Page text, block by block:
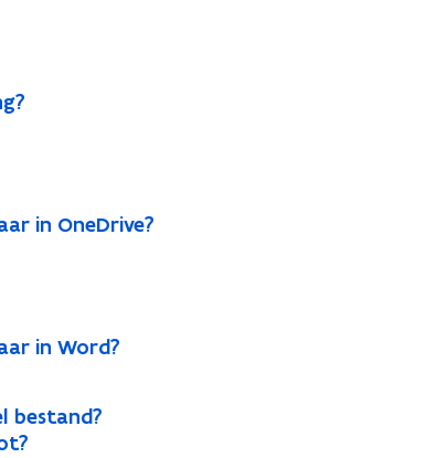
in OneDrive?
in Word?
bestand?